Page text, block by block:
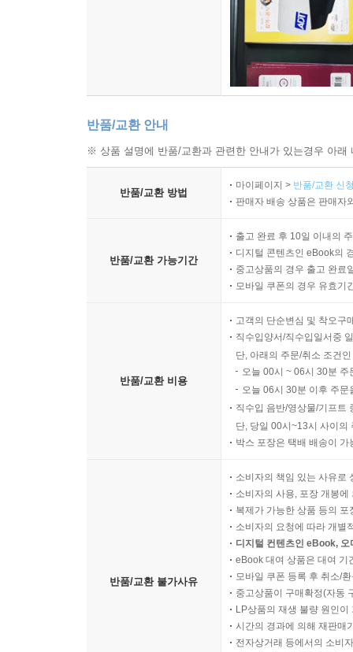
반품/교환 안내
※ 상품 설명에 반품/교환과 관련한 안내가 있는경우 아
반품/교환 방법
마이페이지 > 반품/교환 신
판매자 배송 상품은 판매자
반품/교환 가능기간
출고 완료 후 10일 이내의
디지털 콘텐츠인 eBook의
중고상품의 경우 출고 완료
모바일 쿠폰의 경우 유효기
반품/교환 비용
고객의 단순변심 및 착오구
직수입양서/직수입일서중
단, 아래의 주문/취소 조건
오늘 00시 ~ 06시 30분
오늘 06시 30분 이후 주
직수입 음반/영상물/기프트
단, 당일 00시~13시 사이의
박스 포장은 택배 배송이
반품/교환 불가사유
소비자의 책임 있는 사유로
소비자의 사용, 포장 개봉
복제가 가능한 상품 등의
소비자의 요청에 따라 개별
디지털 컨텐츠인 eBook,
eBook 대여 상품은 대여 기
모바일 쿠폰 등록 후 취소/
중고상품이 구매확정(자동
LP상품의 재생 불량 원인
시간의 경과에 의해 재판매
전자상거래 등에서의 소비